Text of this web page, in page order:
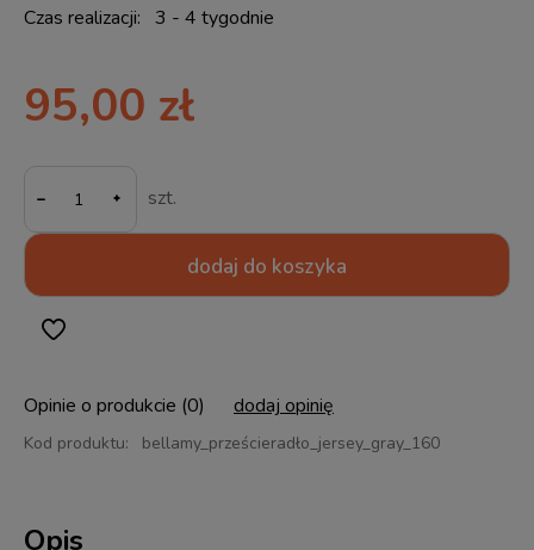
Czas realizacji: 3 - 4 tygodnie
95,00 zł
- szt.
dodaj do koszyka
Kod produktu: bellamy_prześcieradło_jersey_gray_160
Opinie o produkcie (0) dodaj opinię
Opis